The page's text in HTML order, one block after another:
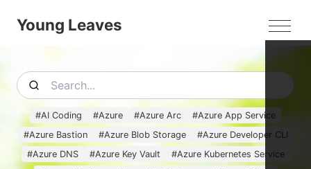
Young Leaves
#AI Coding #Azure #Azure Arc #Azure App Service
#Azure Bastion #Azure Blob Storage #Azure Developer CLI
#Azure DNS #Azure Key Vault #Azure Kubernetes Service